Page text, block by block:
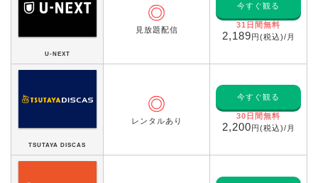
U-NEXT
◎
見放題配信
今すぐ観る
31日間無料
2,189円(税込)/月
TSUTAYA DISCAS
◎
レンタルあり
今すぐ観る
30日間無料
2,200円(税込)/月